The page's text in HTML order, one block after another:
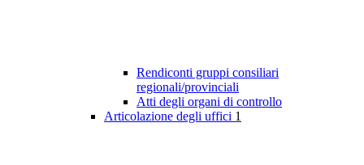
Rendiconti gruppi consiliari
regionali/provinciali
Atti degli organi di controllo
Articolazione degli uffici 1